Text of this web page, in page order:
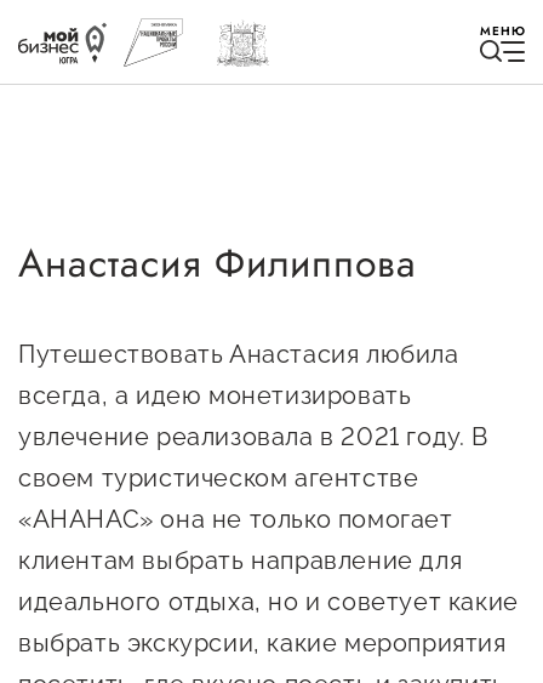
МЕНЮ
Избранное
Быть в курсе
Истории успеха
Мероприятия
Новости
Онлайн-витрина продукции
Социальные сети "Мой
Бизнес Югра"
Анастасия Филиппова
Путешествовать Анастасия любила
всегда, а идею монетизировать
увлечение реализовала в 2021 году. В
своем туристическом агентстве
«АНАНАС» она не только помогает
клиентам выбрать направление для
идеального отдыха, но и советует какие
выбрать экскурсии, какие мероприятия